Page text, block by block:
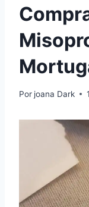
Por joana Dark